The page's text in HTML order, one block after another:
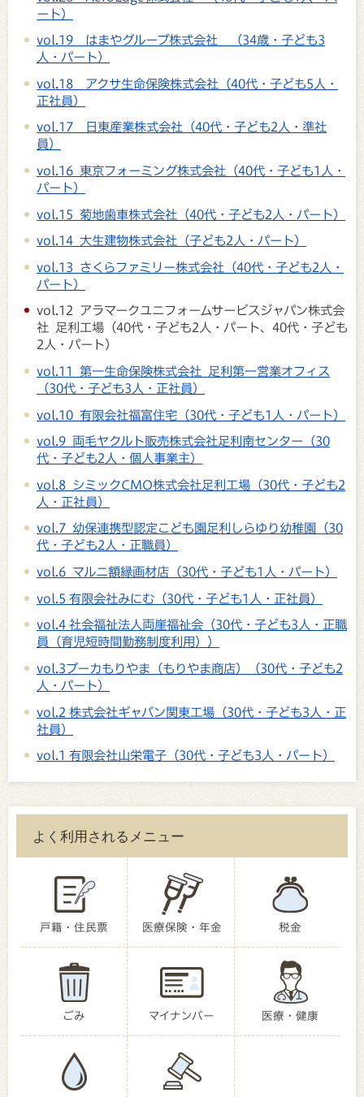
ート）
vol.19 はまやグループ株式会社 （34歳・子ども3
人・パート）
vol.18 アクサ生命保険株式会社（40代・子ども5人・
正社員）
vol.17 日東産業株式会社（40代・子ども2人・準社
員）
vol.16 東京フォーミング株式会社（40代・子ども1人・
パート）
vol.15 菊地歯車株式会社（40代・子ども2人・パート）
vol.14 大生建物株式会社（子ども2人・パート）
vol.13 さくらファミリー株式会社（40代・子ども2人・
パート）
vol.12 アラマークユニフォームサービスジャパン株式会
社 足利工場（40代・子ども2人・パート、40代・子ども
2人・パート）
vol.11 第一生命保険株式会社 足利第一営業オフィス
（30代・子ども3人・正社員）
vol.10 有限会社福富住宅（30代・子ども1人・パート）
vol.9 両毛ヤクルト販売株式会社足利南センター（30
代・子ども2人・個人事業主）
vol.8 シミックCMO株式会社足利工場（30代・子ども2
人・正社員）
vol.7 幼保連携型認定こども園足利しらゆり幼稚園（30
代・子ども2人・正職員）
vol.6 マルニ額縁画材店（30代・子ども1人・パート）
vol.5 有限会社みにむ（30代・子ども1人・正社員）
vol.4 社会福祉法人両崖福祉会（30代・子ども3人・正職
員（育児短時間勤務制度利用））
vol.3ブーカもりやま（もりやま商店）（30代・子ども2
人・パート）
vol.2 株式会社ギャバン関東工場（30代・子ども3人・正
社員）
vol.1 有限会社山栄電子（30代・子ども3人・パート）
よく利用されるメニュー
戸籍・住民票 医療保険・年金 税金
ごみ マイナンバー 医療・健康